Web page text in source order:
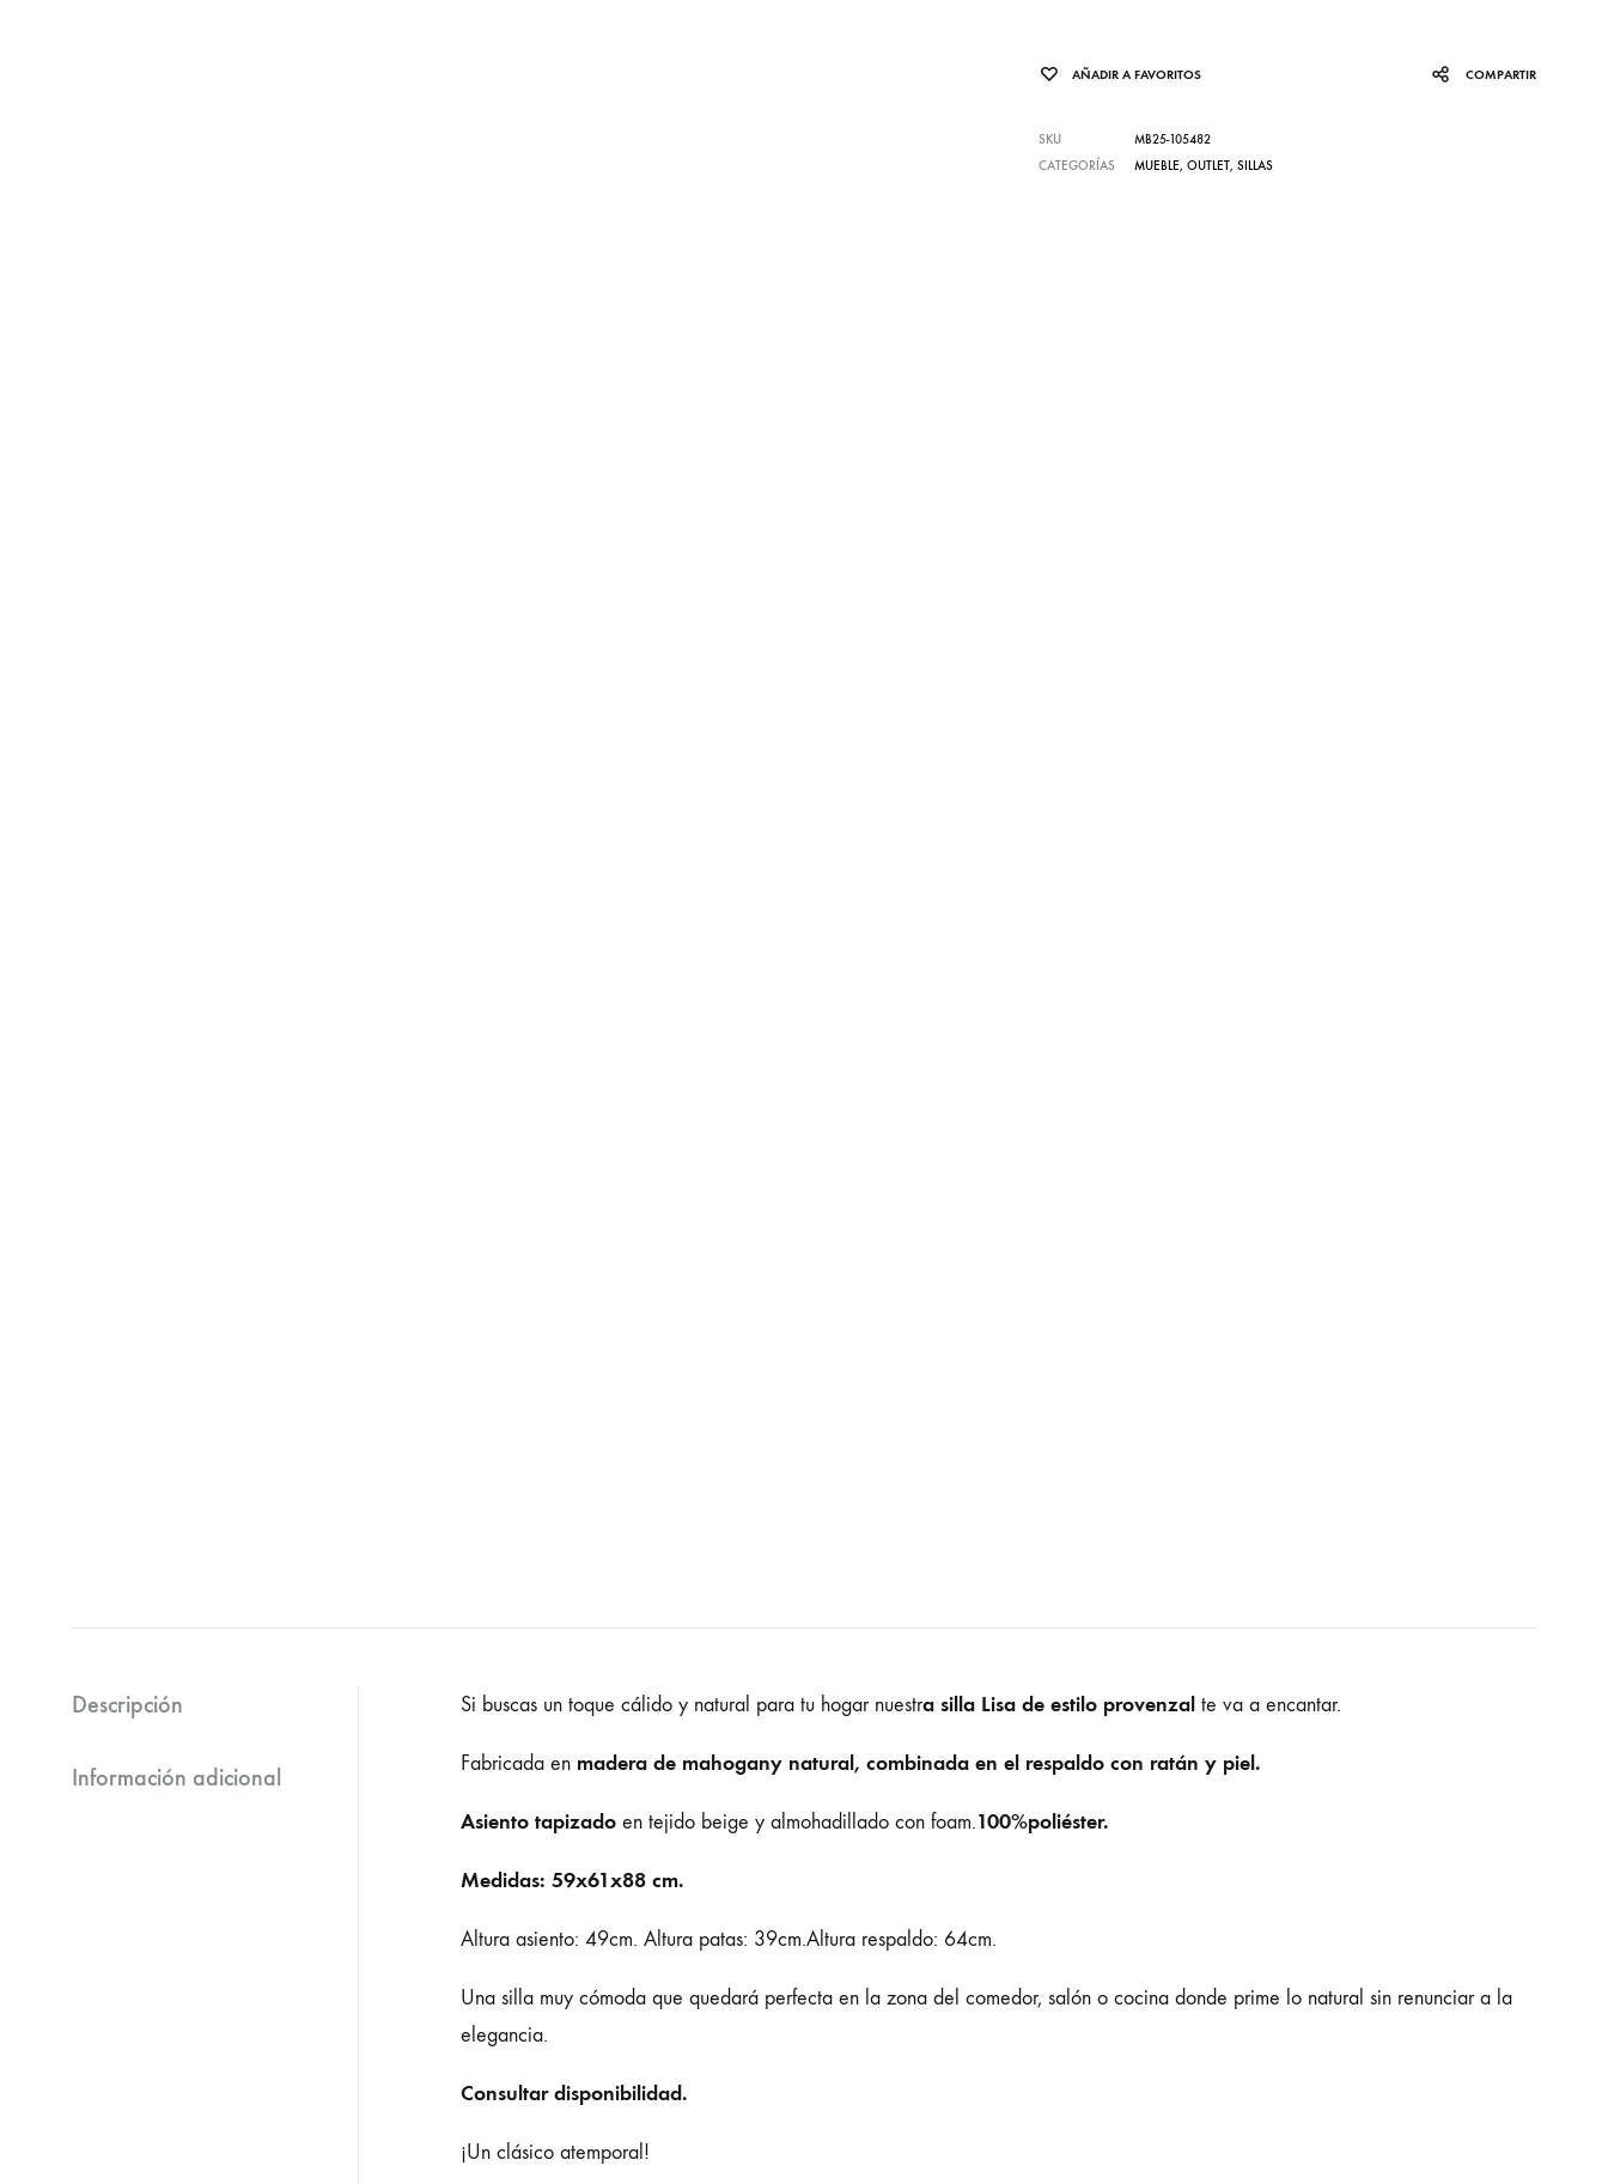
AÑADIR A FAVORITOS COMPARTIR
SKU
MB25-105482
CATEGORÍAS
MUEBLE, OUTLET, SILLAS
Descripción
Información adicional
Si buscas un toque cálido y natural para tu hogar nuestra silla Lisa de estilo provenzal te va a encantar.
Fabricada en madera de mahogany natural, combinada en el respaldo con ratán y piel.
Asiento tapizado en tejido beige y almohadillado con foam.100%poliéster.
Medidas: 59x61x88 cm.
Altura asiento: 49cm. Altura patas: 39cm.Altura respaldo: 64cm.
Una silla muy cómoda que quedará perfecta en la zona del comedor, salón o cocina donde prime lo natural sin renunciar a la
elegancia.
Consultar disponibilidad.
¡Un clásico atemporal!